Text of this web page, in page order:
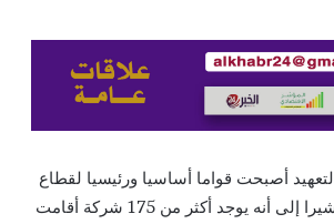
أصبحت قواما أساسيا ورئيسيا لقطاع
الاتصالات وتكنولوجيا المعلومات وتشهد تناميا في استثماراتها فى مصر، مشيرا إلى أنه يوجد أكثر من 175 شركة أقامت
világába
kezdőknek: lépésről lépésre a
nyeremények világába